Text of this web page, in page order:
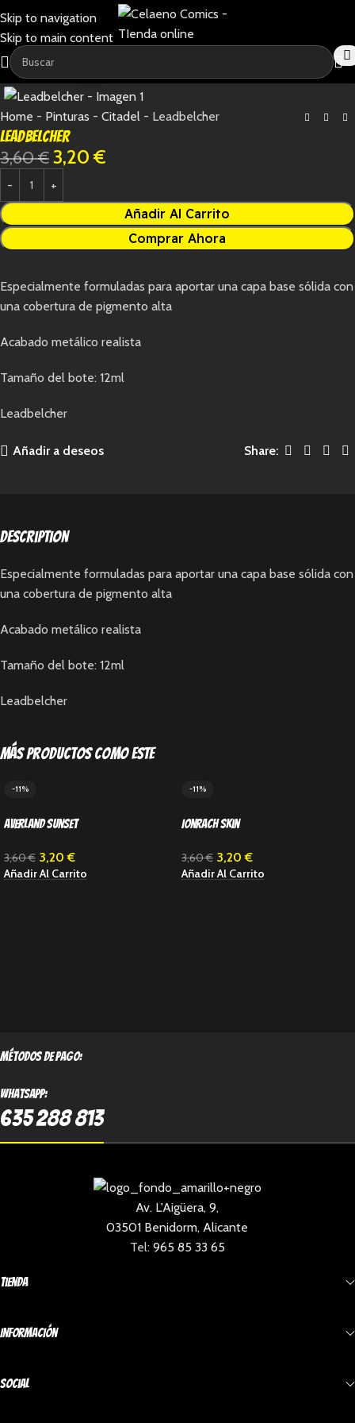
Skip to navigation
Skip to main content
-11%
Home - Pinturas - Citadel - Leadbelcher
Leadbelcher
3,60€3,20 €
Añadir Al Carrito
Comprar Ahora
Especialmente formuladas para aportar una capa base sólida con
una cobertura de pigmento alta
Acabado metálico realista
Tamaño del bote: 12ml
Leadbelcher
Añadir a deseos Share:
Description
Especialmente formuladas para aportar una capa base sólida con
una cobertura de pigmento alta
Acabado metálico realista
Tamaño del bote: 12ml
Leadbelcher
Más productos como este
-11%
Averland Sunset
3,60€ 3,20€
Añadir Al Carrito
-11%
Ionrach Skin
3,60€ 3,20€
Añadir Al Carrito
métodos de pago:
Whatsapp:
635 288 813
Av. L'Aigüera, 9,
03501 Benidorm, Alicante
Tel: 965 85 33 65
Tienda
Información
Social